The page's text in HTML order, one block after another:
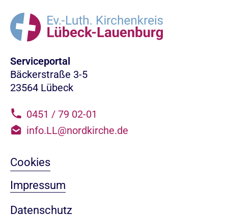
Serviceportal
Bäckerstraße 3-5
23564 Lübeck
0451 / 79 02-01
info.LL@nordkirche.de
Cookies
Impressum
Datenschutz